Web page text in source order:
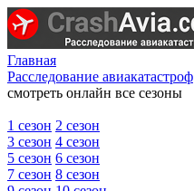
Главная
Расследование авиакатастроф
смотреть онлайн все сезоны
1 сезон 2 сезон
3 сезон 4 сезон
5 сезон 6 сезон
7 сезон 8 сезон